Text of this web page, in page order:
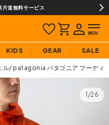
片道無料サービス
KIDS GEAR SALE
ル patagonia パタゴニア フーディ
1/26